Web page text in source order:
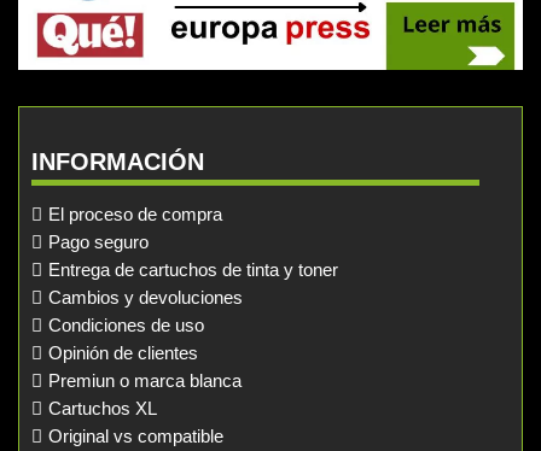
INFORMACIÓN
El proceso de compra
Pago seguro
Entrega de cartuchos de tinta y toner
Cambios y devoluciones
Condiciones de uso
Opinión de clientes
Premiun o marca blanca
Cartuchos XL
Original vs compatible